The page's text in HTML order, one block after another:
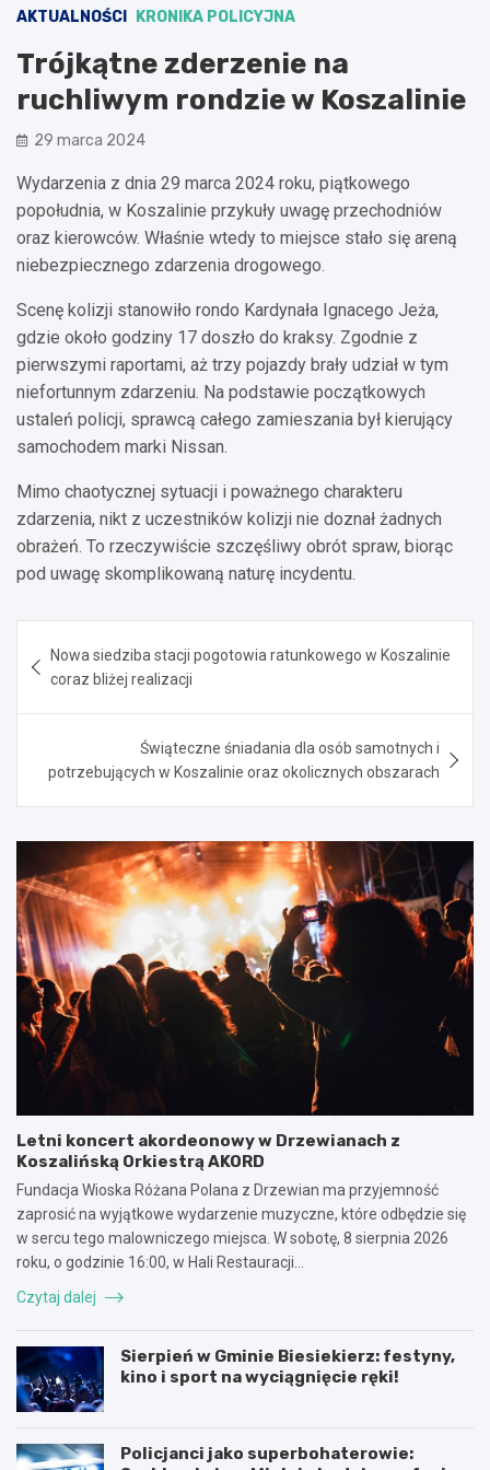
AKTUALNOŚCI KRONIKA POLICYJNA
Trójkątne zderzenie na
ruchliwym rondzie w Koszalinie
29 marca 2024
Wydarzenia z dnia 29 marca 2024 roku, piątkowego
popołudnia, w Koszalinie przykuły uwagę przechodniów
oraz kierowców. Właśnie wtedy to miejsce stało się areną
niebezpiecznego zdarzenia drogowego.
Scenę kolizji stanowiło rondo Kardynała Ignacego Jeża,
gdzie około godziny 17 doszło do kraksy. Zgodnie z
pierwszymi raportami, aż trzy pojazdy brały udział w tym
niefortunnym zdarzeniu. Na podstawie początkowych
ustaleń policji, sprawcą całego zamieszania był kierujący
samochodem marki Nissan.
Mimo chaotycznej sytuacji i poważnego charakteru
zdarzenia, nikt z uczestników kolizji nie doznał żadnych
obrażeń. To rzeczywiście szczęśliwy obrót spraw, biorąc
pod uwagę skomplikowaną naturę incydentu.
wpisu
Nowa siedziba stacji pogotowia ratunkowego w Koszalinie
coraz bliżej realizacji
Świąteczne śniadania dla osób samotnych i
potrzebujących w Koszalinie oraz okolicznych obszarach
Letni koncert akordeonowy w Drzewianach z
Koszalińską Orkiestrą AKORD
Fundacja Wioska Różana Polana z Drzewian ma przyjemność
zaprosić na wyjątkowe wydarzenie muzyczne, które odbędzie się
w sercu tego malowniczego miejsca. W sobotę, 8 sierpnia 2026
roku, o godzinie 16:00, w Hali Restauracji…
Czytaj dalej
Sierpień w Gminie Biesiekierz: festyny,
kino i sport na wyciągnięcie ręki!
Policjanci jako superbohaterowie: